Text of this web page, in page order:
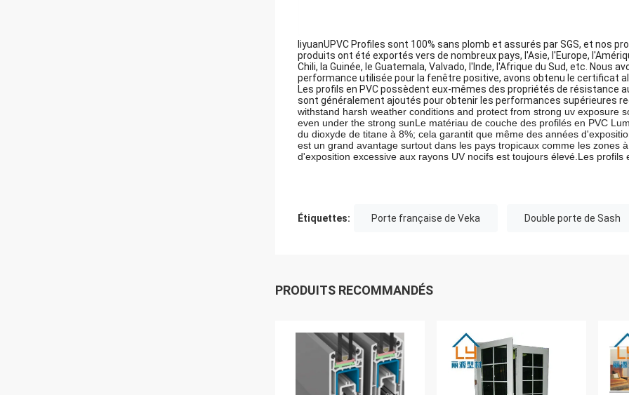
liyuanUPVC Profiles sont 100% sans plomb et assurés par SGS, et nos
produits ont été exportés vers de nombreux pays, l'Asie, l'Europe,
Chili, la Guinée, le Guatemala, Valvado, l'Inde, l'Afrique du Sud, etc.
performance utilisée pour la fenêtre positive, avons obtenu le certificat
Les profils en PVC possèdent eux-mêmes des propriétés de résistance
sont généralement ajoutés pour obtenir les performances supérieures
withstand harsh weather conditions and protect from strong uv exposure
even under the strong sunLe matériau de couche des profilés en PVC
du dioxyde de titane à 8%; cela garantit que même des années
est un grand avantage surtout dans les pays tropicaux comme les zones
d'exposition excessive aux rayons UV nocifs est toujours élevé.Les
Étiquettes: Porte française de Veka Double porte de Sash
PRODUITS RECOMMANDÉS